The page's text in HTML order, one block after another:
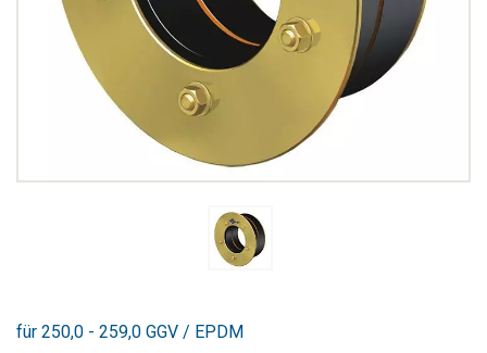
der
für 250,0 - 259,0 GGV / EPDM